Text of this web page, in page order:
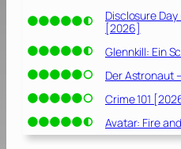
Disclosure
[2026]
Glennkill: Ein
Der Astronaut
Crime 101
Avatar: Fire